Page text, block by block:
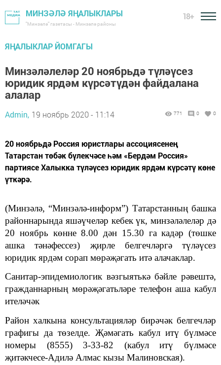
МИНЗӘЛӘ ЯҢАЛЫКЛАРЫ
"Минзәлә" газетасы - Минзәлә районы
18+
ЯҢАЛЫКЛАР ЙОМГАГЫ
Минзәләлеләр 20 ноябрьдә түләүсез
юридик ярдәм күрсәтүдән файдалана
алалар
Admin, 19 ноябрь 2020 - 11:14 771 0 0
20 ноябрьдә Россия юристлары ассоциясенең
Татарстан төбәк бүлекчәсе һәм «Бердәм Россия»
партиясе Халыкка түләүсез юридик ярдәм күрсәтү көне
үткәрә.
(Минзәлә, “Минзәлә-информ”) Татарстанның башка
районнарында яшәүчеләр кебек үк, минзәләлеләр дә
20 ноябрь көнне 8.00 дән 15.30 га кадәр (төшке
ашка тәнәфессез) җирле белгечләргә түләүсез
юридик ярдәм сорап мөрәҗәгать итә алачаклар.
Санитар-эпидемиологик вәзгыятькә бәйле рәвештә,
гражданнарның мөрәҗәгатьләре телефон аша кабул
ителәчәк
Район халкына консультацияләр бирәчәк белгечләр
графигы да төзелде. Җәмәгать кабул итү бүлмәсе
номеры (8555) 3-33-82 (кабул итү бүлмәсе
җитәкчесе-Адилә Алмас кызы Малиновская).